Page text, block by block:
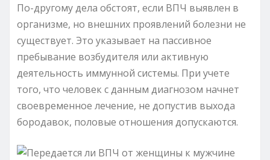
По-другому дела обстоят, если ВПЧ выявлен в
организме, но внешних проявлений болезни не
существует. Это указывает на пассивное
пребывание возбудителя или активную
деятельность иммунной системы. При учете
того, что человек с данным диагнозом начнет
своевременное лечение, не допустив выхода
бородавок, половые отношения допускаются.